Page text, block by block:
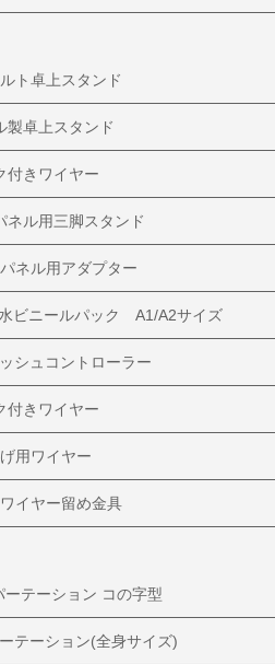
ト卓上スタンド
製卓上スタンド
付きワイヤー
ネル用三脚スタンド
ネル用アダプター
ビニールパック A1/A2サイズ
シュコントローラー
付きワイヤー
用ワイヤー
イヤー留め金具
テーション コの字型
テーション(全身サイズ)